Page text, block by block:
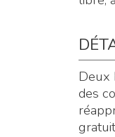
Deux
des